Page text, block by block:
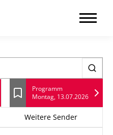
Lesezeichen
Programm
Montag, 13.07.2026
Weitere Sender